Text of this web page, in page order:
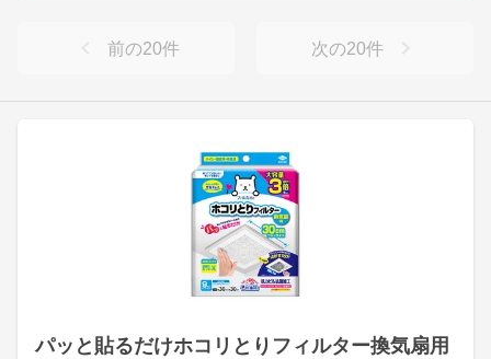
パッと貼るだけホコリとりフィルター換気扇用
前の20件 次の20件